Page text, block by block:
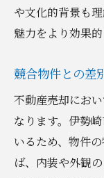
や文化的背景も
魅力をより効果
競合物件との差
不動産売却にお
なります。伊勢
いるため、物件
ば、内装や外観